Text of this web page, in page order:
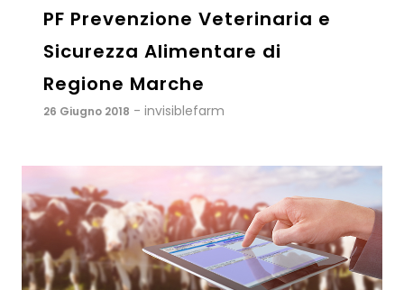
PF Prevenzione Veterinaria e
Sicurezza Alimentare di
Regione Marche
26 Giugno 2018 - invisiblefarm